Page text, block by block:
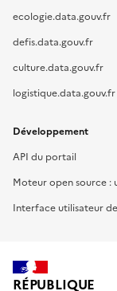
ecologie.data.gouv.fr
defis.data.gouv.fr
culture.data.gouv.fr
logistique.data.gouv.fr
Développement
API du portail
Moteur open source :
Interface utilisateur
RÉPUBLIQUE